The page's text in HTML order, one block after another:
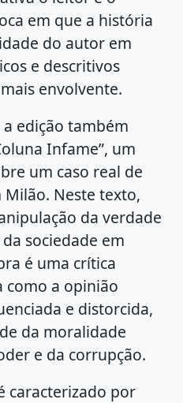
em que a história
do autor em
e descritivos
envolvente.
a edição também
Infame”, um
um caso real de
Neste texto,
da verdade
sociedade em
é uma crítica
a opinião
e distorcida,
da moralidade
e da corrupção.
caracterizado por